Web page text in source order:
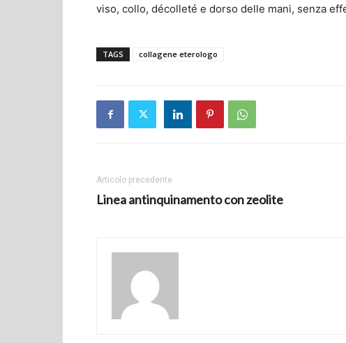
viso, collo, décolleté e dorso delle mani, senza
TAGS collagene eterologo
Articolo precedente
Linea antinquinamento con zeolite